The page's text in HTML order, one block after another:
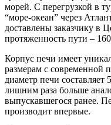
морей. С перегрузкой в
“море-океан” через
доставлены заказчику в
протяженность пути –
Корпус печи имеет
размерам с современной
диаметр печи
лишним раза больше
выпускавшегося ранее.
производит впервые.